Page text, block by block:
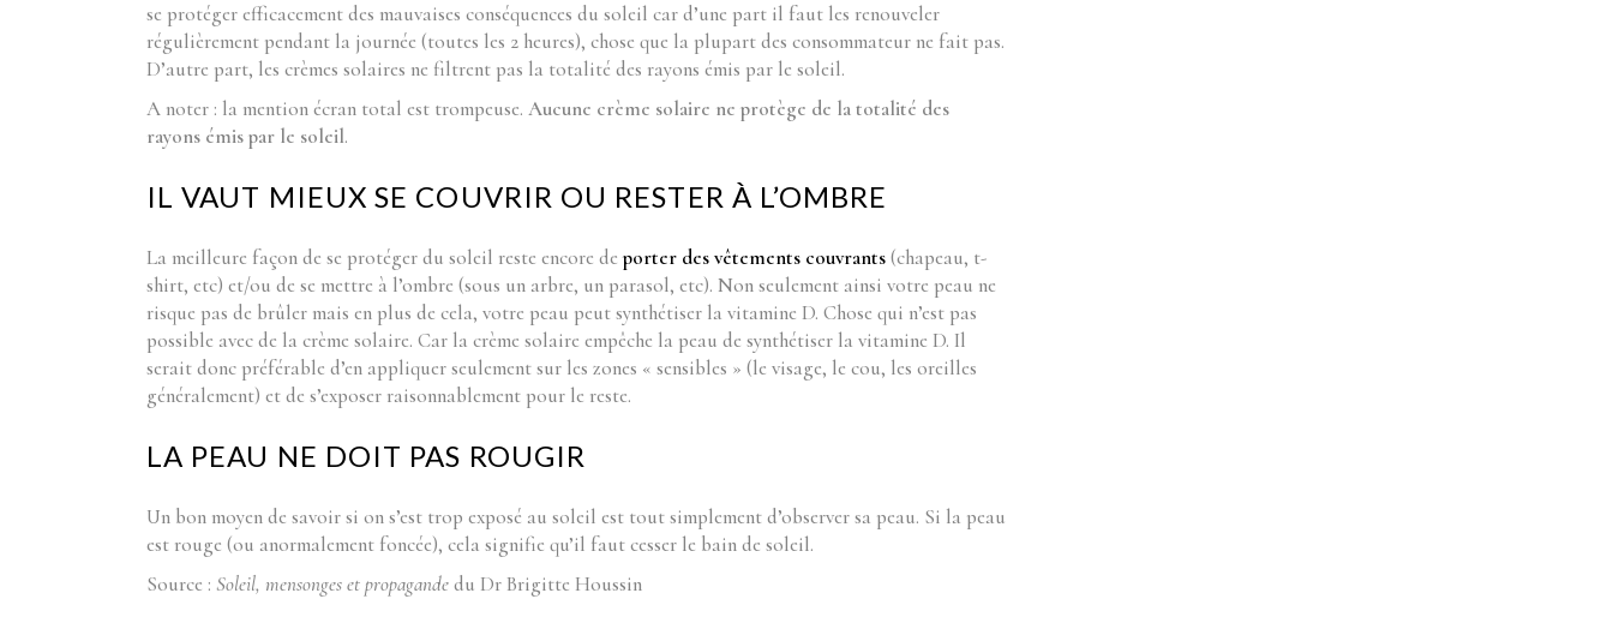
se protéger efficacement des mauvaises conséquences du soleil car d’une part il faut les renouveler
régulièrement pendant la journée (toutes les 2 heures), chose que la plupart des consommateur ne fait pas.
D’autre part, les crèmes solaires ne filtrent pas la totalité des rayons émis par le soleil.
A noter : la mention écran total est trompeuse. Aucune crème solaire ne protège de la totalité des
rayons émis par le soleil.
IL VAUT MIEUX SE COUVRIR OU RESTER À L’OMBRE
La meilleure façon de se protéger du soleil reste encore deporter des vêtements couvrants(chapeau, t-
shirt, etc) et/ou de se mettre à l’ombre (sous un arbre, un parasol, etc). Non seulement ainsi votre peau ne
risque pas de brûler mais en plus de cela, votre peau peut synthétiser la vitamine D. Chose qui n’est pas
possible avec de la crème solaire. Car la crème solaire empêche la peau de synthétiser la vitamine D. Il
serait donc préférable d’en appliquer seulement sur les zones « sensibles » (le visage, le cou, les oreilles
généralement) et de s’exposer raisonnablement pour le reste.
LA PEAU NE DOIT PAS ROUGIR
Un bon moyen de savoir si on s’est trop exposé au soleil est tout simplement d’observer sa peau. Si la peau
est rouge (ou anormalement foncée), cela signifie qu’il faut cesser le bain de soleil.
Source : Soleil, mensonges et propagandedu Dr Brigitte Houssin